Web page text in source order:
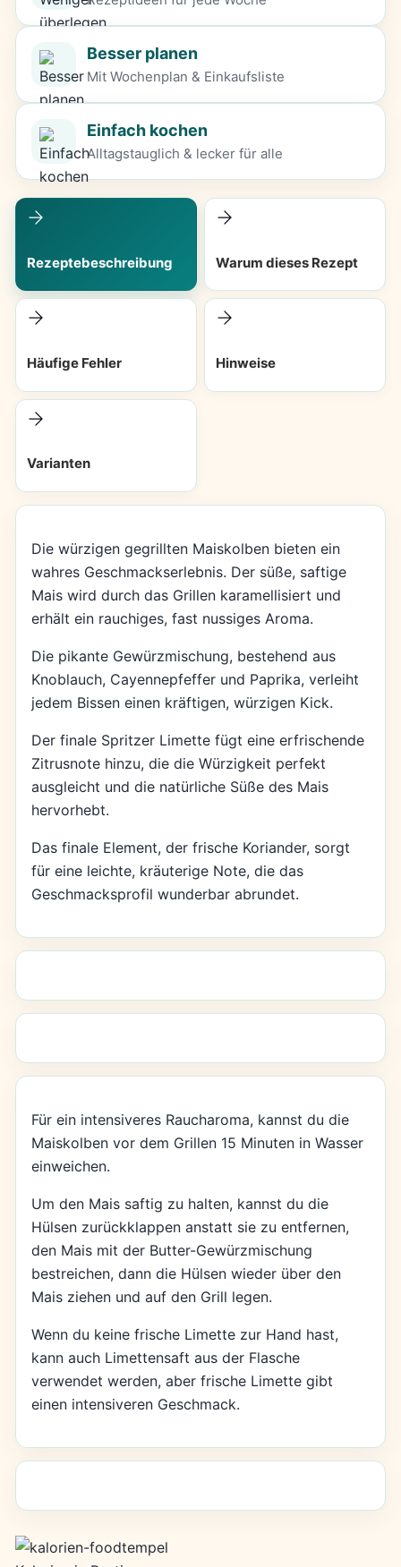
Besser planen
Mit Wochenplan & Einkaufsliste
Einfach kochen
Alltagstauglich & lecker für alle
Rezeptebeschreibung Warum dieses Rezept
Häufige Fehler Hinweise
Varianten
Die würzigen gegrillten Maiskolben bieten ein
wahres Geschmackserlebnis. Der süße, saftige
Mais wird durch das Grillen karamellisiert und
erhält ein rauchiges, fast nussiges Aroma.
Die pikante Gewürzmischung, bestehend aus
Knoblauch, Cayennepfeffer und Paprika, verleiht
jedem Bissen einen kräftigen, würzigen Kick.
Der finale Spritzer Limette fügt eine erfrischende
Zitrusnote hinzu, die die Würzigkeit perfekt
ausgleicht und die natürliche Süße des Mais
hervorhebt.
Das finale Element, der frische Koriander, sorgt
für eine leichte, kräuterige Note, die das
Geschmacksprofil wunderbar abrundet.
Für ein intensiveres Raucharoma, kannst du die
Maiskolben vor dem Grillen 15 Minuten in Wasser
einweichen.
Um den Mais saftig zu halten, kannst du die
Hülsen zurückklappen anstatt sie zu entfernen,
den Mais mit der Butter-Gewürzmischung
bestreichen, dann die Hülsen wieder über den
Mais ziehen und auf den Grill legen.
Wenn du keine frische Limette zur Hand hast,
kann auch Limettensaft aus der Flasche
verwendet werden, aber frische Limette gibt
einen intensiveren Geschmack.